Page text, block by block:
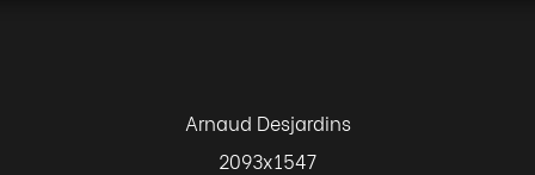
Arnaud Desjardins
2093x1547